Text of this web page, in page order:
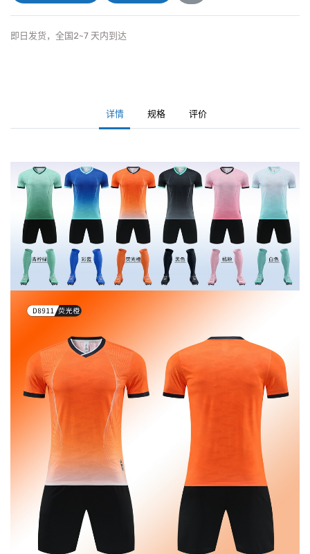
即日发货，全国2~7 天内到达
详情 规格 评价